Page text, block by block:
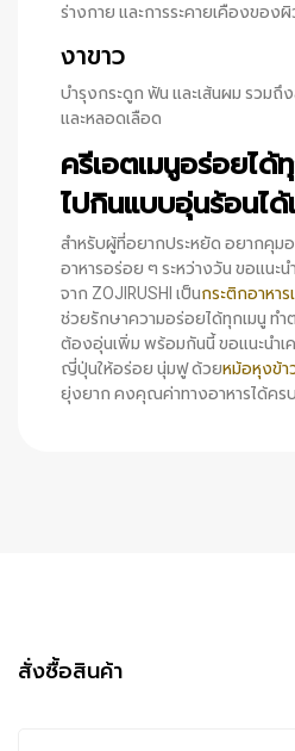
ร่างกาย และการระคายเคืองของ
งาขาว
บำรุงกระดูก ฟัน และเส้นผม รวมถึ
และหลอดเลือด
ครีเอตเมนูอร่อยไ
ไปกินแบบอุ่นร้อนไ
สำหรับผู้ที่อยากประหยัด อยากคุม
อาหารอร่อย ๆ ระหว่างวัน ขอแนะ
จาก ZOJIRUSHI เป็นกระติกอาหา
ช่วยรักษาความอร่อยได้ทุกเมนู ทำ
ต้องอุ่นเพิ่ม พร้อมกันนี้ ขอแนะนำเ
ญี่ปุ่นให้อร่อย นุ่มฟู ด้วยหม้อหุงข้
ยุ่งยาก คงคุณค่าทางอาหารได้คร
สั่งซื้อสินค้า